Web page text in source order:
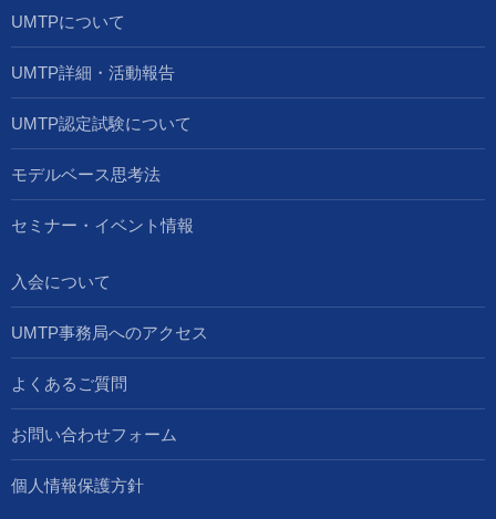
UMTPについて
UMTP詳細・活動報告
UMTP認定試験について
モデルベース思考法
セミナー・イベント情報
入会について
UMTP事務局へのアクセス
よくあるご質問
お問い合わせフォーム
個人情報保護方針